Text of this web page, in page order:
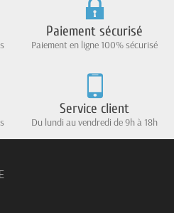
Paiement sécurisé
Paiement en ligne 100% sécurisé
Service client
Du lundi au vendredi de 9h à 18h